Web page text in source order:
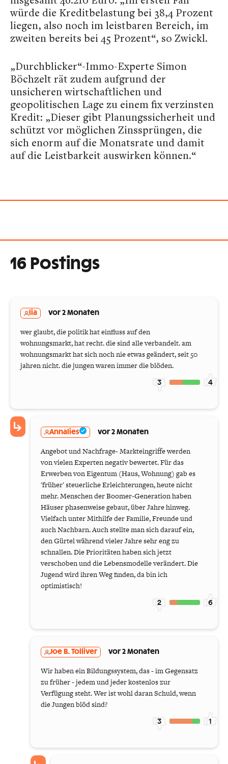
würde die Kreditbelastung bei 38,4 Prozent
liegen, also noch im leistbaren Bereich, im
zweiten bereits bei 45 Prozent“, so Zwickl.
„Durchblicker“-Immo-Experte Simon
Böchzelt rät zudem aufgrund der
unsicheren wirtschaftlichen und
geopolitischen Lage zu einem fix verzinsten
Kredit: „Dieser gibt Planungssicherheit und
schützt vor möglichen Zinssprüngen, die
sich enorm auf die Monatsrate und damit
auf die Leistbarkeit auswirken können.“
16 Postings
lia vor 2 Monaten
wer glaubt, die politik hat einfluss auf den
wohnungsmarkt, hat recht. die sind alle verbandelt. am
wohnungsmarkt hat sich noch nie etwas geändert, seit 50
jahren nicht. die jungen waren immer die blöden.
3 4
Annalies vor 2 Monaten
Angebot und Nachfrage- Markteingriffe werden
von vielen Experten negativ bewertet. Für das
Erwerben von Eigentum (Haus, Wohnung) gab es
'früher' steuerliche Erleichterungen, heute nicht
mehr. Menschen der Boomer-Generation haben
Häuser phasenweise gebaut, über Jahre hinweg.
Vielfach unter Mithilfe der Familie, Freunde und
auch Nachbarn. Auch stellte man sich darauf ein,
den Gürtel während vieler Jahre sehr eng zu
schnallen. Die Prioritäten haben sich jetzt
verschoben und die Lebensmodelle verändert. Die
Jugend wird ihren Weg finden, da bin ich
optimistisch!
2 6
Joe B. Tolliver vor 2 Monaten
Wir haben ein Bildungssystem, das - im Gegensatz
zu früher - jedem und jeder kostenlos zur
Verfügung steht. Wer ist wohl daran Schuld, wenn
die Jungen blöd sind?
3 1